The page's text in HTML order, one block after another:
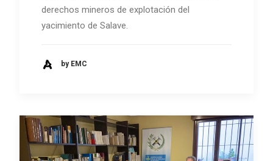
derechos mineros de explotación del
yacimiento de Salave.
by EMC